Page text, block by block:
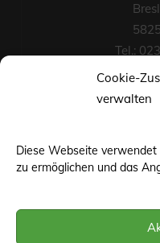
Cookie-
verwalten
Diese Webseite
zu ermöglichen und das
Tel.:
Fax-Nr.:
©web-base.org |